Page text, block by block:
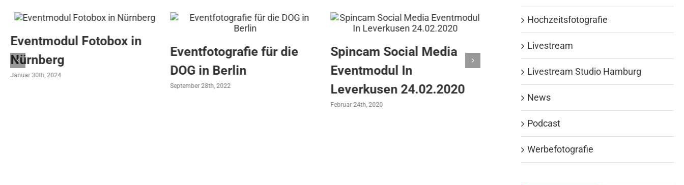
Fotobox in
30th, 2024
Eventfotografie für die
DOG in Berlin
September 28th, 2022
Spincam Social Media
Eventmodul In
Leverkusen 24.02.2020
Februar 24th, 2020
Sofortfotoaktion in
Düsseldorf 12.02.2020
Februar 12th, 2020
mit 500
September 13th,
Hochzeitsfotografie
Livestream
Livestream Studio Hamburg
News
Podcast
Werbefotografie